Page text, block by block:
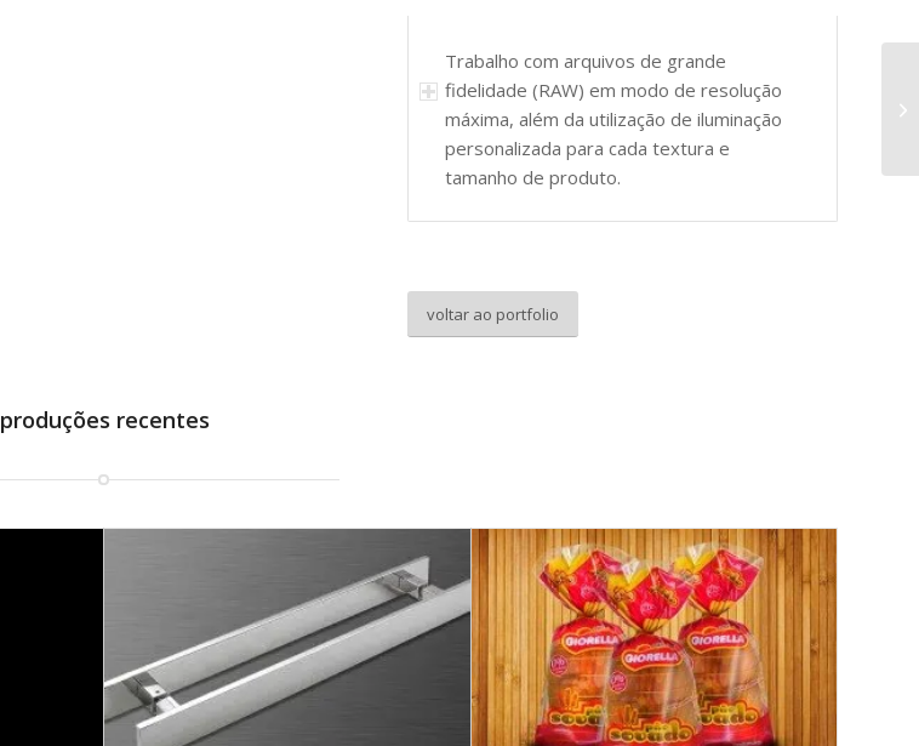
Trabalho com arquivos de grande
fidelidade (RAW) em modo de resolução
máxima, além da utilização de iluminação
personalizada para cada textura e
tamanho de produto.
voltar ao portfolio
produções recentes